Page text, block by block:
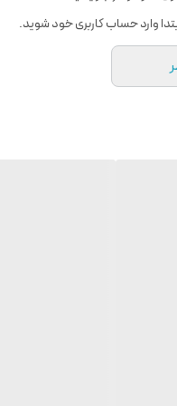
وارد حساب کاربری خود شوید.